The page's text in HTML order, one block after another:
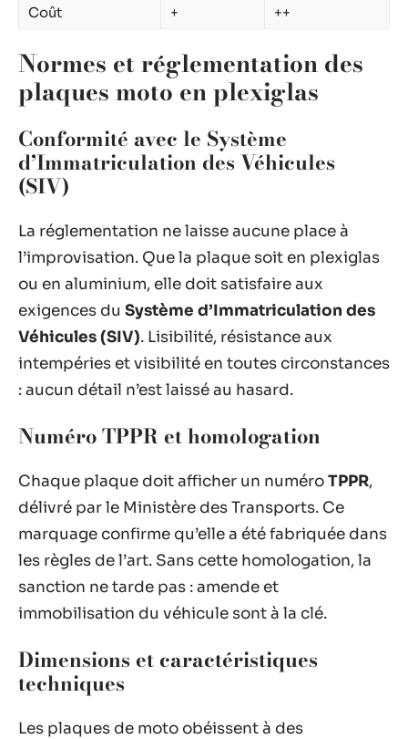
Coût
+ ++
Normes et réglementation des
plaques moto en plexiglas
Conformité avec le Système
d’Immatriculation des Véhicules
(SIV)
La réglementation ne laisse aucune place à
l’improvisation. Que la plaque soit en plexiglas
ou en aluminium, elle doit satisfaire aux
exigences du Système d’Immatriculation des
Véhicules (SIV). Lisibilité, résistance aux
intempéries et visibilité en toutes circonstances
: aucun détail n’est laissé au hasard.
Numéro TPPR et homologation
Chaque plaque doit afficher un numéroTPPR,
délivré par le Ministère des Transports. Ce
marquage confirme qu’elle a été fabriquée dans
les règles de l’art. Sans cette homologation, la
sanction ne tarde pas : amende et
immobilisation du véhicule sont à la clé.
Dimensions et caractéristiques
techniques
Les plaques de moto obéissent à des